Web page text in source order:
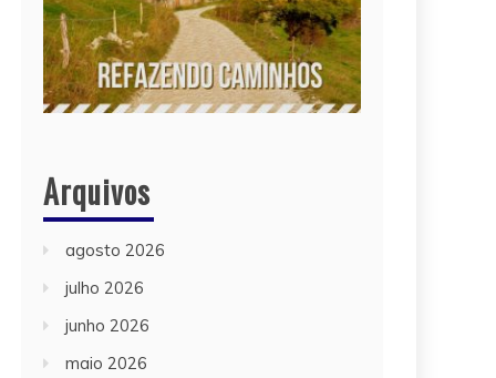
Arquivos
agosto 2026
julho 2026
junho 2026
maio 2026